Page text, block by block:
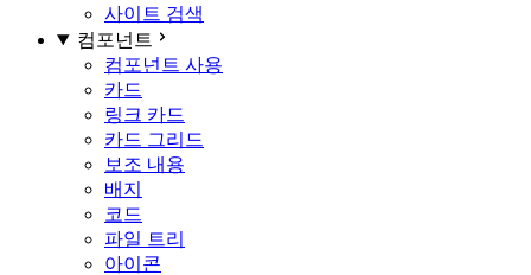
사이트 검색
컴포넌트
컴포넌트 사용
카드
링크 카드
카드 그리드
보조 내용
배지
코드
파일 트리
아이콘